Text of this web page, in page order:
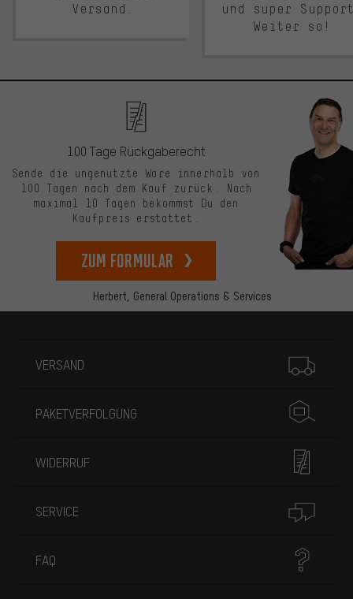
Versand.
und super
Weiter so!
Herbert, General Operations & Services
100 Tage Rückgaberecht
Sende die ungenutzte Ware innerhalb von
100 Tagen nach dem Kauf zurück. Nach
maximal 10 Tagen bekommst Du den
Kaufpreis erstattet.
zum Formular
VERSAND
PAKETVERFOLGUNG
WIDERRUF
SERVICE
FAQ